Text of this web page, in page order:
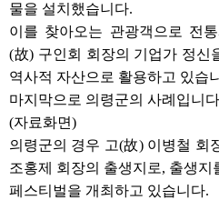
물을 설치했습니다.
이를 찾아오는 관광객으로 전
(故) 구인회 회장의 기업가 정신
역사적 자산으로 활용하고 있습
마지막으로 의령군의 사례입니
(자료화면)
의령군의 경우 고(故) 이병철 회
조홍제 회장의 출생지로, 출생지
페스티벌을 개최하고 있습니다.